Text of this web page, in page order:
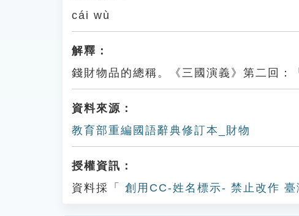
cái wù
解釋：
錢財物品的總稱。《三國演義》第二回：
資料來源：
教育部重編國語辭典修訂本_財物
授權資訊：
資料採「
創用CC-姓名標示- 禁止改作